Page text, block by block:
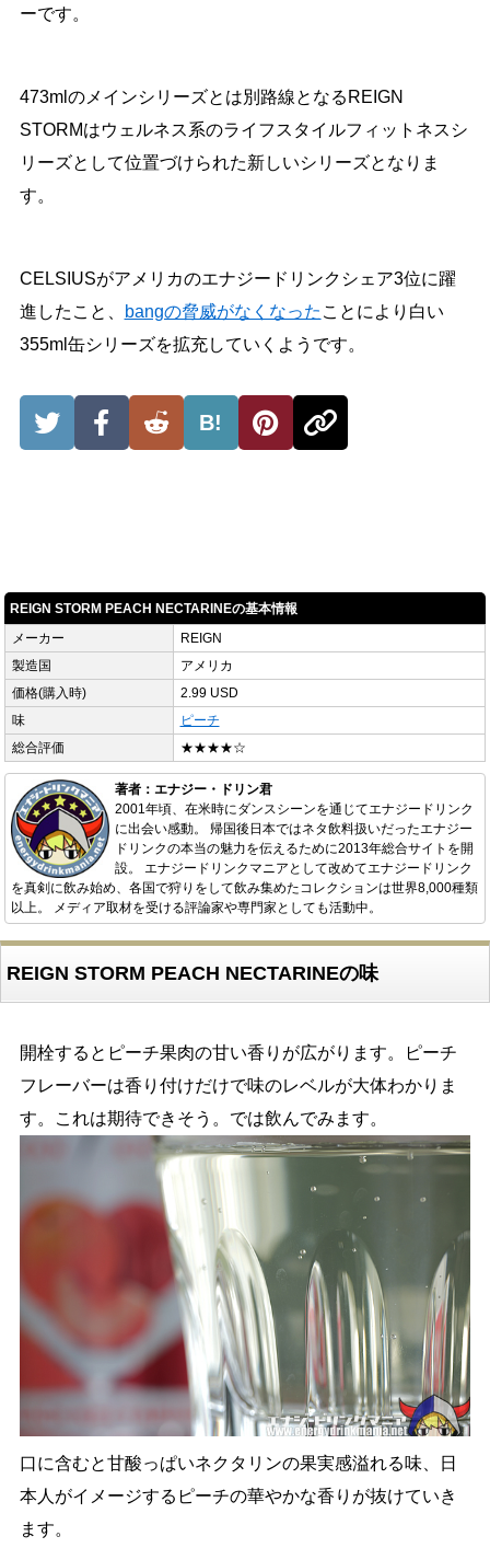
ーです。
473mlのメインシリーズとは別路線となるREIGN
STORMはウェルネス系のライフスタイルフィットネスシ
リーズとして位置づけられた新しいシリーズとなりま
す。
CELSIUSがアメリカのエナジードリンクシェア3位に躍
進したこと、
bangの脅威がなくなった ことにより白い
355ml缶シリーズを拡充していくようです。
B!
REIGN STORM PEACH NECTARINEの基本情報
メーカー
REIGN
製造国
アメリカ
価格(購入時)
2.99 USD
味
ピーチ
総合評価
★★★★☆
著者：エナジー・ドリン君
2001年頃、在米時にダンスシーンを通じてエナジードリンク
に出会い感動。 帰国後日本ではネタ飲料扱いだったエナジー
ドリンクの本当の魅力を伝えるために2013年総合サイトを開
設。 エナジードリンクマニアとして改めてエナジードリンク
を真剣に飲み始め、各国で狩りをして飲み集めたコレクションは世界8,000種類
以上。 メディア取材を受ける評論家や専門家としても活動中。
REIGN STORM PEACH NECTARINEの味
開栓するとピーチ果肉の甘い香りが広がります。ピーチ
フレーバーは香り付けだけで味のレベルが大体わかりま
す。これは期待できそう。では飲んでみます。
口に含むと甘酸っぱいネクタリンの果実感溢れる味、日
本人がイメージするピーチの華やかな香りが抜けていき
ます。